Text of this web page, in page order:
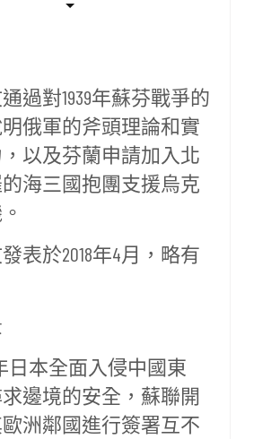
對1939年蘇芬戰爭的
俄軍的斧頭理論和實
以及芬蘭申請加入北
海三國抱團支援烏克
於2018年4月，略有
本全面入侵中國東
邊境的安全，蘇聯開
洲鄰國進行簽署互不